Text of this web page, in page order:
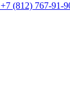
+7 (812) 767-91-